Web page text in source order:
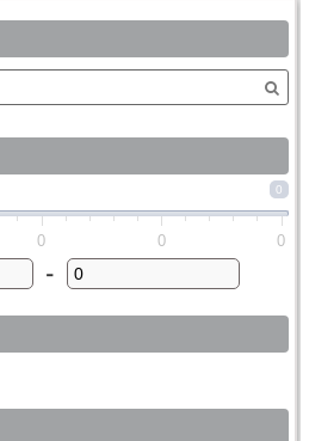
0
0 0 0
Minimum Price
-
Maximum Price